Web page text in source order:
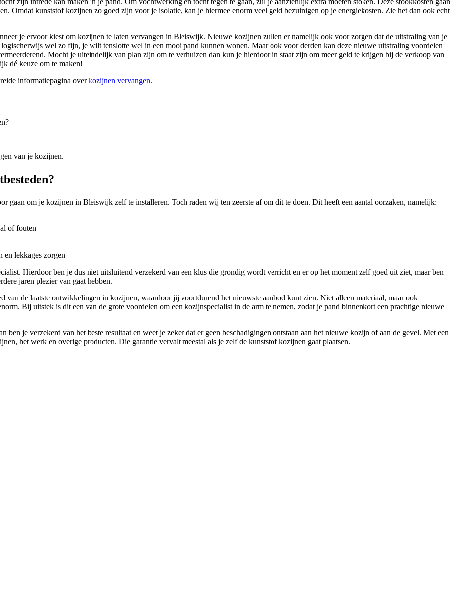
Omdat kunststof kozijnen zo goed zijn voor je isolatie, kan je hiermee enorm veel geld bezuinigen op je energiekosten. Zie het dan ook echt
je ervoor kiest om kozijnen te laten vervangen in Bleiswijk. Nieuwe kozijnen zullen er namelijk ook voor zorgen dat de uitstraling van je
wel zo fijn, je wilt tenslotte wel in een mooi pand kunnen wonen. Maar ook voor derden kan deze nieuwe uitstraling voordelen
Mocht je uiteindelijk van plan zijn om te verhuizen dan kun je hierdoor in staat zijn om meer geld te krijgen bij de verkoop van
dé keuze om te maken!
informatiepagina overkozijnen vervangen.
van je kozijnen.
gaan om je kozijnen in Bleiswijk zelf te installeren. Toch raden wij ten zeerste af om dit te doen. Dit heeft een aantal oorzaken, namelijk:
of fouten
en lekkages zorgen
Hierdoor ben je dus niet uitsluitend verzekerd van een klus die grondig wordt verricht en er op het moment zelf goed uit ziet, maar ben
jaren plezier van gaat hebben.
van de laatste ontwikkelingen in kozijnen, waardoor jij voortdurend het nieuwste aanbod kunt zien. Niet alleen materiaal, maar ook
Bij uitstek is dit een van de grote voordelen om een kozijnspecialist in de arm te nemen, zodat je pand binnenkort een prachtige nieuwe
je verzekerd van het beste resultaat en weet je zeker dat er geen beschadigingen ontstaan aan het nieuwe kozijn of aan de gevel. Met een
het werk en overige producten. Die garantie vervalt meestal als je zelf de kunststof kozijnen gaat plaatsen.